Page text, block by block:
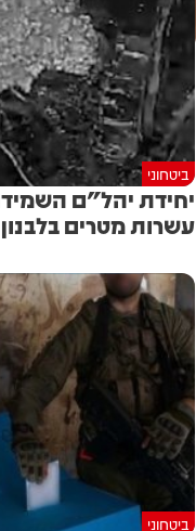
ביטחוני
יחידת יהל״ם
עשרות מטרים
ביטחוני